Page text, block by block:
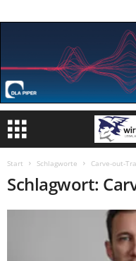
Start Schlagworte Carve-out-
Schlagwort: